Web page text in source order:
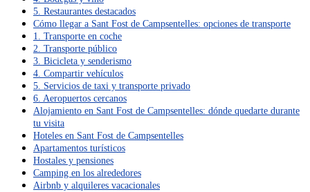
5. Restaurantes destacados
Cómo llegar a Sant Fost de Campsentelles: opciones de transporte
1. Transporte en coche
2. Transporte público
3. Bicicleta y senderismo
4. Compartir vehículos
5. Servicios de taxi y transporte privado
6. Aeropuertos cercanos
Alojamiento en Sant Fost de Campsentelles: dónde quedarte durante
tu visita
Hoteles en Sant Fost de Campsentelles
Apartamentos turísticos
Hostales y pensiones
Camping en los alrededores
Airbnb y alquileres vacacionales